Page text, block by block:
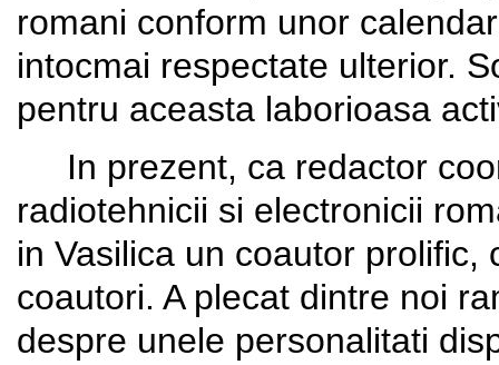
romani conform unor
intocmai respectate ulterior.
pentru aceasta laborioasa
In prezent, ca redactor
radiotehnicii si electronicii
in Vasilica un coautor
coautori. A plecat dintre noi
despre unele personalitati